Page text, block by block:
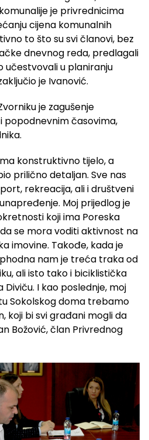
je privrednicima
cijena komunalnih
to što su svi članovi, bez
dnevnog reda, predlagali
učestvovali u planiranju
je Ivanović.
je zagušenje
popodnevnim časovima,
konstruktivno tijelo, a
prilično detaljan. Sve nas
rekreacija, ali i društveni
Moj prijedlog je
koji ima Poreska
se mora voditi aktivnost na
imovine. Takođe, kada je
nam je treća traka od
ali isto tako i biciklistička
I kao poslednje, moj
Sokolskog doma trebamo
koji bi svi građani mogli da
Božović, član Privrednog